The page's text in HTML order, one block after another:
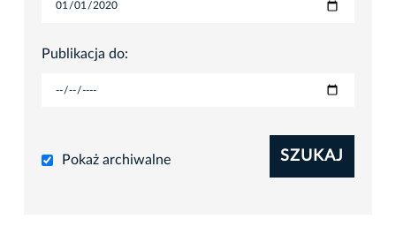
Publikacja do:
Pokaż archiwalne SZUKAJ